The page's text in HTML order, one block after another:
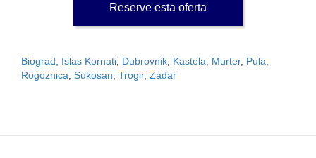
Reserve esta oferta
Biograd, Islas Kornati Dubrovnik Kastela Murter, Pula
Rogoznica Sukosan Trogir, Zadar